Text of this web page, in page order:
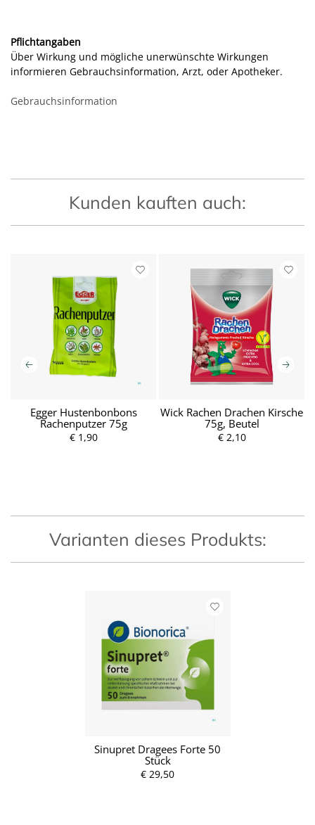
Pflichtangaben
Über Wirkung und mögliche unerwünschte Wirkungen
informieren Gebrauchsinformation, Arzt, oder Apotheker.
Gebrauchsinformation
Kunden kauften auch:
Egger Hustenbonbons
Rachenputzer 75g
€ 1,90
Wick Rachen Drachen Kirsche
75g, Beutel
€ 2,10
Varianten dieses Produkts:
Sinupret Dragees Forte 50
Stück
€ 29,50